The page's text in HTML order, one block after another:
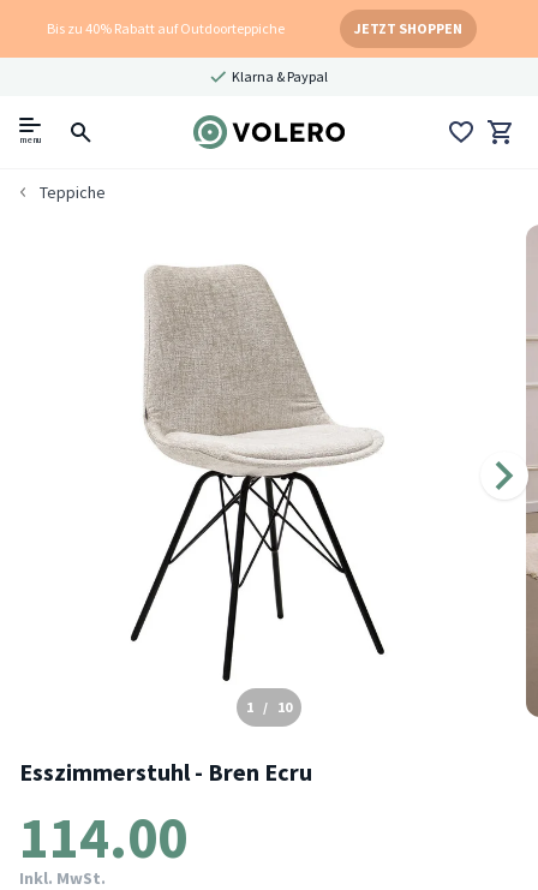
Bis zu 40% Rabatt auf Outdoorteppiche JETZT SHOPPEN
Klarna & Paypal
menu
Teppiche
1 / 10
Esszimmerstuhl - Bren Ecru
114.00
Inkl. MwSt.